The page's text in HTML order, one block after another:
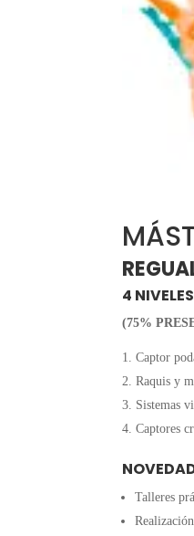
4
(75%
Captor
Raquis y
Sistemas
Captores
Talleres